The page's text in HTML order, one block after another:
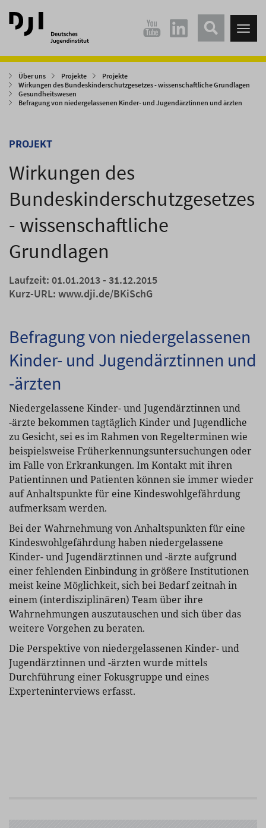
Direkt
zum
Hauptinhalt
Direkt
zum
Hauptmenü
Über uns Projekte
Projekte
Wirkungen des Bundeskinderschutzgesetzes - wissenschaftliche Grundlagen
Gesundheitswesen
Befragung von niedergelassenen Kinder- und Jugendärztinnen und ärzten
PROJEKT
Wirkungen des
Bundeskinderschutzgesetzes
- wissenschaftliche
Grundlagen
Laufzeit: 01.01.2013 - 31.12.2015
Kurz-URL: www.dji.de/BKiSchG
Befragung von niedergelassenen
Kinder- und Jugendärztinnen und
-ärzten
Niedergelassene Kinder- und Jugendärztinnen und
-ärzte bekommen tagtäglich Kinder und Jugendliche
zu Gesicht, sei es im Rahmen von Regelterminen wie
beispielsweise Früherkennungsuntersuchungen oder
im Falle von Erkrankungen. Im Kontakt mit ihren
Patientinnen und Patienten können sie immer wieder
auf Anhaltspunkte für eine Kindeswohlgefährdung
aufmerksam werden.
Bei der Wahrnehmung von Anhaltspunkten für eine
Kindeswohlgefährdung haben niedergelassene
Kinder- und Jugendärztinnen und -ärzte aufgrund
einer fehlenden Einbindung in größere Institutionen
meist keine Möglichkeit, sich bei Bedarf zeitnah in
einem (interdisziplinären) Team über ihre
Wahrnehmungen auszutauschen und sich über das
weitere Vorgehen zu beraten.
Die Perspektive von niedergelassenen Kinder- und
Jugendärztinnen und -ärzten wurde mittels
Durchführung einer Fokusgruppe und eines
Experteninterviews erfasst.